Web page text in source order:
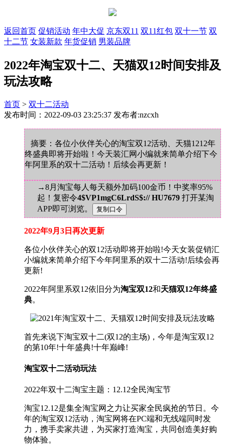
返回首页 促销活动 年中大促 京东双11 双11红包 双十一节 双
十二节 女装新款 年货促销 男装品牌
2022年淘宝双十二、天猫双12时间安排及
玩法攻略
首页 > 双十二活动
发布时间：2022-09-03 23:25:37 发布者:nzcxh
摘要：各位小伙伴关心的淘宝双12活动、天猫1212年
终盛典即将开始啦！今天装汇网小编就来简单介绍下今
年阿里系的双十二活动！后续会再更新！
→8月淘宝每人每天额外加码100金币！中奖率95%
起！复密令4$VP1mgC6LrdS$:// HU7679 打开某淘
APP即可浏览。
2022年9月3日再次更新
各位小伙伴关心的双12活动即将开始啦!今天女装促销汇
小编就来简单介绍下今年阿里系的双十二活动!后续会再
更新!
2022年阿里系双12依旧分为淘宝双12和天猫双12年终盛
典。
首先来说下淘宝双十二(双12的主场)，今年是淘宝双12
的第10年!十年盛典!十年巅峰!
淘宝双十二活动玩法
2022年双十二淘宝主题：12.12全民淘宝节
淘宝12.12是集全淘宝网之力让买家全民疯抢的节日。今
年的淘宝双12活动，淘宝网将在PC端和无线端同时发
力，携手卖家共进，为买家打造淘宝，共同创造美好购
物体验。